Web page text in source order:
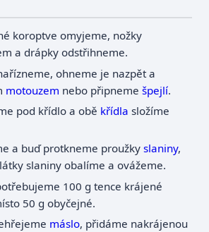
koroptve omyjeme, nožky
a drápky odstřihneme.
ohneme je nazpět a
motouzem nebo připnemešpejlí.
pod křídlo a obě křídla složíme
a buď protkneme proužkyslaniny,
slaniny obalíme a ovážeme.
100 g tence krájené
50 g obyčejné.
máslo, přidáme nakrájenou